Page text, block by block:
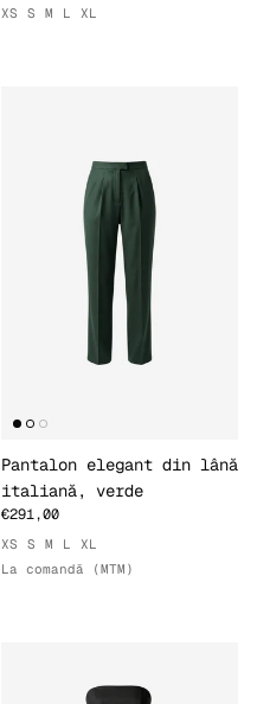
XS S M L XL
Pantalon elegant din lână
italiană, verde
€291,00
XS S M L
XL
La comandă (MTM)